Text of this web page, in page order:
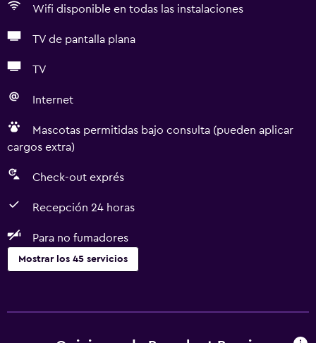
Wifi disponible en todas las instalaciones
TV de pantalla plana
TV
Internet
Mascotas permitidas bajo consulta (pueden aplicar
cargos extra)
Check-out exprés
Recepción 24 horas
Para no fumadores
Mostrar los 45 servicios
Wifi gratis